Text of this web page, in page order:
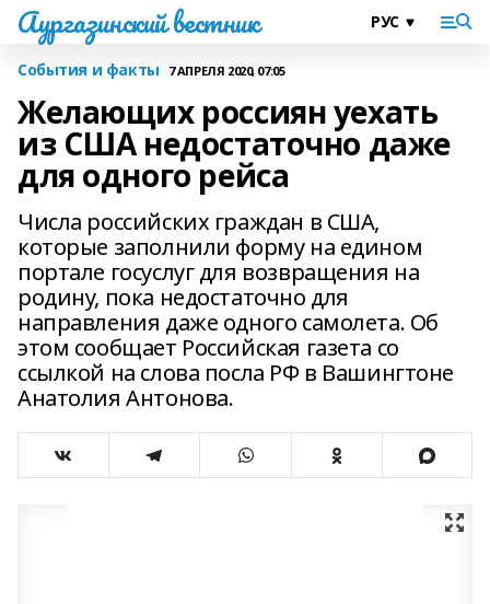
Аургазинский вестник
События и факты 7 АПРЕЛЯ 2020, 07:05
Желающих россиян уехать
из США недостаточно даже
для одного рейса
Числа российских граждан в США,
которые заполнили форму на едином
портале госуслуг для возвращения на
родину, пока недостаточно для
направления даже одного самолета. Об
этом сообщает Российская газета со
ссылкой на слова посла РФ в Вашингтоне
Анатолия Антонова.